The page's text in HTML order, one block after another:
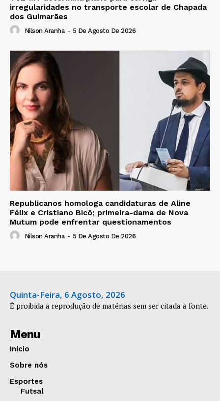
irregularidades no transporte escolar de Chapada
dos Guimarães
Nilson Aranha - 5 De Agosto De 2026
Republicanos homologa candidaturas de Aline
Félix e Cristiano Bicô; primeira-dama de Nova
Mutum pode enfrentar questionamentos
Nilson Aranha - 5 De Agosto De 2026
Quinta-Feira, 6 Agosto, 2026
É proibida a reprodução de matérias sem ser citada a fonte.
Menu
Início
Sobre nós
Esportes
Futsal